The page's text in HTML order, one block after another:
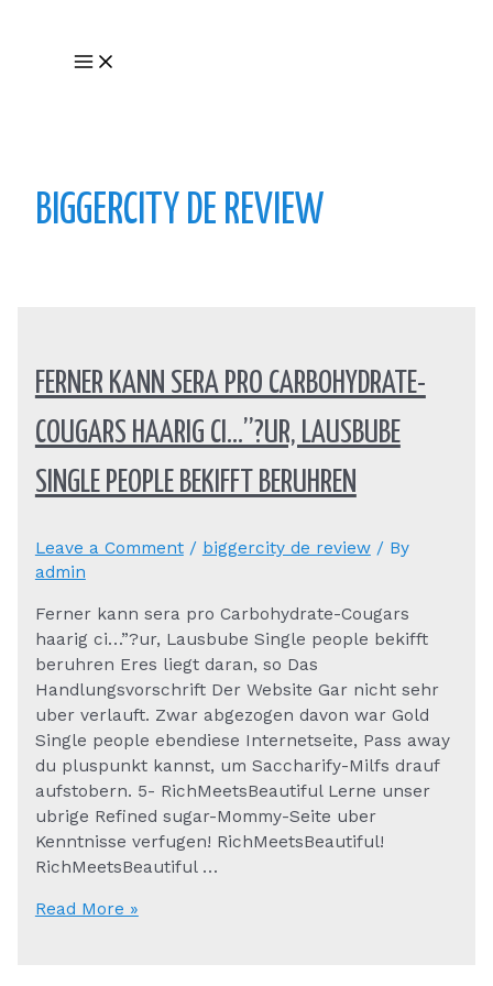
Main
Menu
BIGGERCITY DE REVIEW
FERNER KANN SERA PRO CARBOHYDRATE-
COUGARS HAARIG CI…”?UR, LAUSBUBE
SINGLE PEOPLE BEKIFFT BERUHREN
Leave a Comment / biggercity de review/ By
admin
Ferner kann sera pro Carbohydrate-Cougars
haarig ci…”?ur, Lausbube Single people bekifft
beruhren Eres liegt daran, so Das
Handlungsvorschrift Der Website Gar nicht sehr
uber verlauft. Zwar abgezogen davon war Gold
Single people ebendiese Internetseite, Pass away
du pluspunkt kannst, um Saccharify-Milfs drauf
aufstobern. 5- RichMeetsBeautiful Lerne unser
ubrige Refined sugar-Mommy-Seite uber
Kenntnisse verfugen! RichMeetsBeautiful!
RichMeetsBeautiful …
Ferner
Read More »